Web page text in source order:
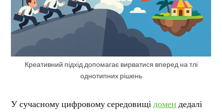
Креативний підхід допомагає вирватися вперед на тлі
однотипних рішень
У сучасному цифровому середовищідомен дедалі